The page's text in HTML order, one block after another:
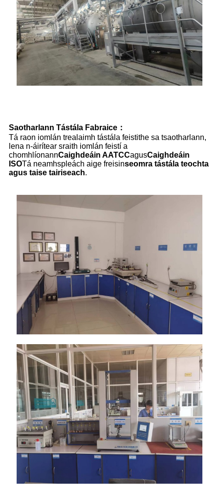
Saotharlann Tástála Fabraice ：
Tá raon iomlán trealaimh tástála feistithe sa tsaotharlann,
lena n-áirítear sraith iomlán feistí a
chomhlíonannCaighdeáin AATCCagusCaighdeáin
ISOTá neamhspleách aige freisinseomra tástála teochta
agus taise tairiseach.